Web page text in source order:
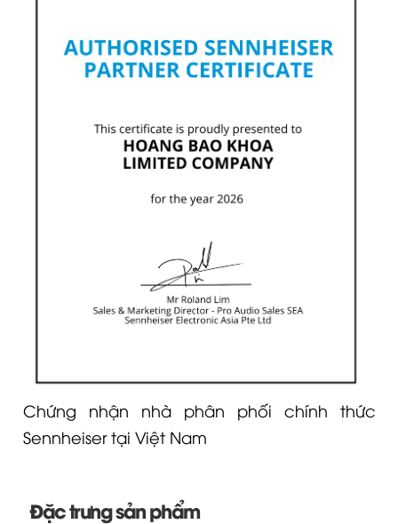
Chứng nhận nhà phân phối chính thức
Sennheiser tại Việt Nam
Đặc trưng sản phẩm